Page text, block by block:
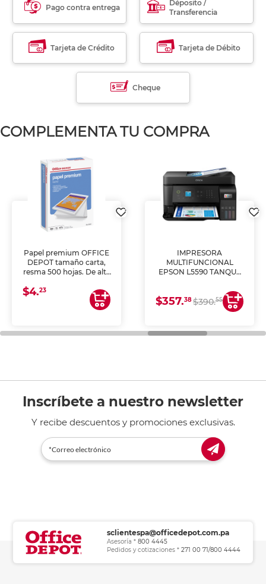
Pago contra entrega
Déposito /
Transferencia
Tarjeta de Crédito Tarjeta de Débito
Cheque
COMPLEMENTA TU COMPRA
Papel premium OFFICE
DEPOT tamaño carta,
resma 500 hojas. De alta
uniforme, ideal para
impresoras de inyección
de tinta y láser,
general de oficina.
$4.23
IMPRESORA
MULTIFUNCIONAL
EPSON L5590 TANQUE
COPIA Y ESCANEA)
$357.38$390.55
Inscríbete a nuestro newsletter
Y recibe descuentos y promociones exclusivas.
sclientespa@officedepot.com.pa
Asesoría * 800 4445
Pedidos y cotizaciones * 271 00 71/800 4444